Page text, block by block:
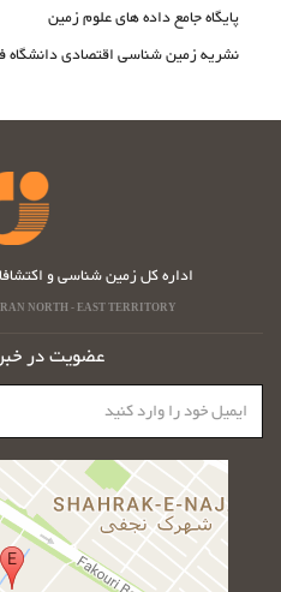
پایگاه جامع داده های علوم زمین
نشریه زمین شناسی اقتصادی
اداره کل زمین شناسی و
NORTH - EAST TERRITORY
عضویت در
خود
را